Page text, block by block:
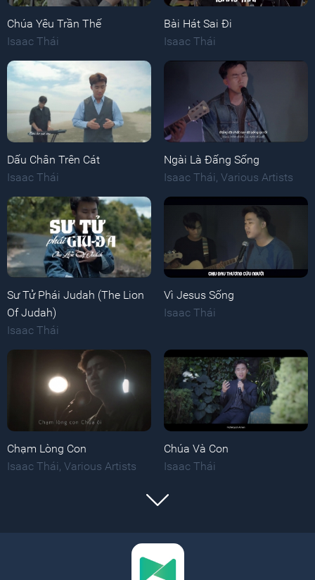
Chúa Yêu Trần Thế
Isaac Thái
Bài Hát Sai Đi
Isaac Thái
Dấu Chân Trên Cát
Isaac Thái
Ngài Là Đấng Sống
Isaac Thái Various Artists
Sư Tử Phái Judah (The Lion
Of Judah)
Isaac Thái
Vì Jesus Sống
Isaac Thái
Chạm Lòng Con
Isaac Thái Various Artists
Chúa Và Con
Isaac Thái